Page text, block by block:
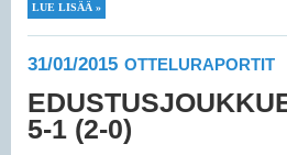
LUE LISÄÄ »
31/01/2015 OTTELURAPORTIT
5-1 (2-0)